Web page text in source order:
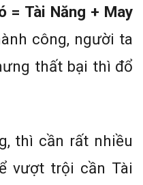
= Tài Năng + May
công, người ta
thất bại thì đổ
thì cần rất nhiều
vượt trội cần Tài